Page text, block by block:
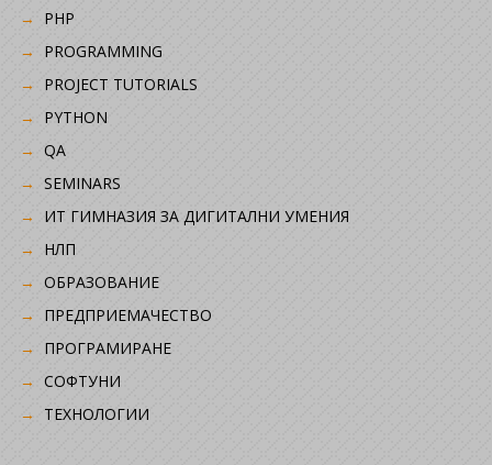
PHP
PROGRAMMING
PROJECT TUTORIALS
PYTHON
QA
SEMINARS
ИТ ГИМНАЗИЯ ЗА ДИГИТАЛНИ УМЕНИЯ
НЛП
ОБРАЗОВАНИЕ
ПРЕДПРИЕМАЧЕСТВО
ПРОГРАМИРАНЕ
СОФТУНИ
ТЕХНОЛОГИИ